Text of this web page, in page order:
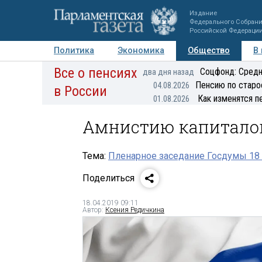
Издание
Федерального
Российской
Политика Экономика Общество
В
Авторы Персоны Мнения Регионы
Все о пенсиях
в России
два дня назад Соцфонд:
04.08.2026 Пенсию по
01.08.2026 Как изменятся
Амнистию
Тема: Пленарное заседание Госдумы 18
Поделиться
18.04.2019 09:11
Автор: Ксения Редичкина